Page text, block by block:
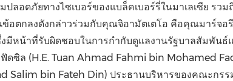
อดภัยทางไซเบอร์ของแบล็คเบอร์รี่ในมาเลเซีย รว
อตกลงดังกล่าวร่วมกับคุณจิอามัตเตโอ คือคุณมาร์จอ
มีหน้าที่รับผิดชอบในการกำกับดูแลงานรัฐบาลสัมพัน
ดซิล (H.E. Tuan Ahmad Fahmi bin Mohamed
Salim bin Fateh Din) ประธานบริหารของคณะกรร